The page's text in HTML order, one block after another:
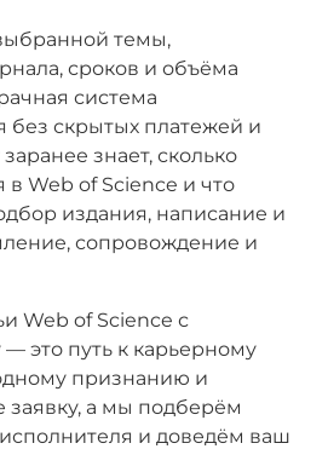
темы,
сроков и объёма
система
без скрытых платежей и
знает, сколько
в Web of Science и что
издания, написание и
сопровождение и
Web of Science с
это путь к карьерному
признанию и
заявку, а мы подберём
и доведём ваш